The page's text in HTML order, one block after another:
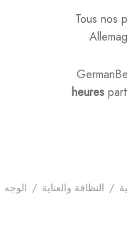
Tous nos
heures
/ النظافة والعناية / الوجه